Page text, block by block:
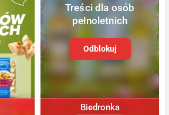
Treści dla osób
pełnoletnich
Odblokuj
Biedronka